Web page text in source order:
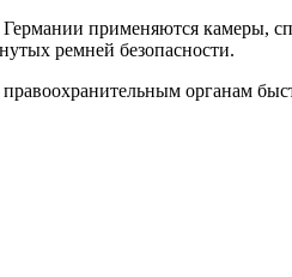
применяются камеры,
ремней безопасности.
органам